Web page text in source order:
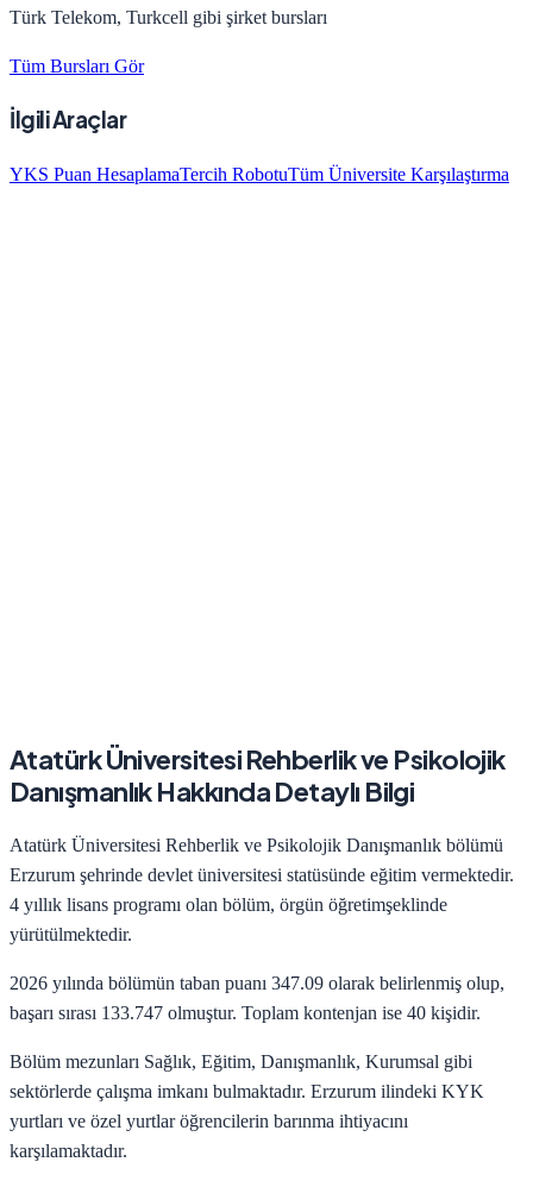
Türk Telekom, Turkcell gibi şirket bursları
Tüm Bursları Gör
İlgili Araçlar
YKS Puan HesaplamaTercih RobotuTüm Üniversite Karşılaştırma
Atatürk ÜniversitesiRehberlik ve Psikolojik
DanışmanlıkHakkında Detaylı Bilgi
Atatürk Üniversitesi Rehberlik ve Psikolojik Danışmanlık bölümü
Erzurum şehrinde devlet üniversitesi statüsünde eğitim vermektedir.
4 yıllık lisans programı olan bölüm, örgün öğretimşeklinde
yürütülmektedir.
2026 yılında bölümün taban puanı 347.09 olarak belirlenmiş olup,
başarı sırası 133.747 olmuştur. Toplam kontenjan ise 40 kişidir.
Bölüm mezunları Sağlık, Eğitim, Danışmanlık, Kurumsal gibi
sektörlerde çalışma imkanı bulmaktadır. Erzurum ilindeki KYK
yurtları ve özel yurtlar öğrencilerin barınma ihtiyacını
karşılamaktadır.